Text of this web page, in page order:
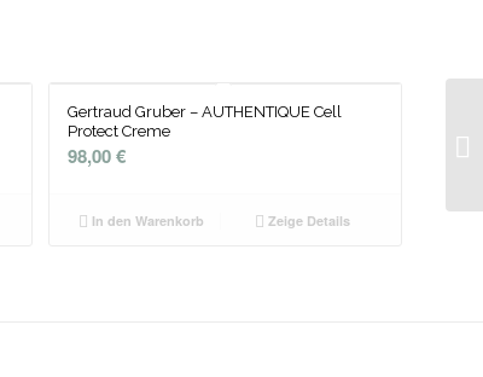
Gertraud Gruber – AUTHENTIQUE Cell
Protect Creme
98,00€
In den Warenkorb Zeige Details